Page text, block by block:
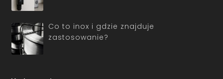
Co to inox i gdzie znajduje
zastosowanie?